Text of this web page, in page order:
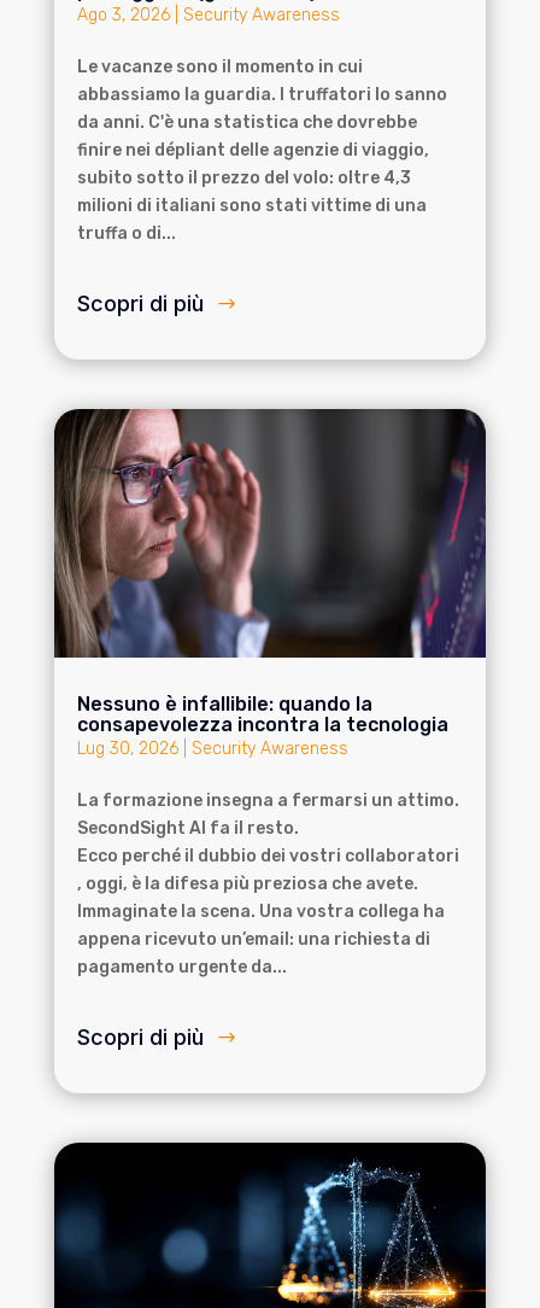
Ago 3, 2026| Security Awareness
Le vacanze sono il momento in cui
abbassiamo la guardia. I truffatori lo sanno
da anni. C'è una statistica che dovrebbe
finire nei dépliant delle agenzie di viaggio,
subito sotto il prezzo del volo: oltre 4,3
milioni di italiani sono stati vittime di una
truffa o di...
Scopri di più
Nessuno è infallibile: quando la
consapevolezza incontra la tecnologia
Lug 30, 2026| Security Awareness
La formazione insegna a fermarsi un attimo.
SecondSight AI fa il resto.
Ecco perché il dubbio dei vostri collaboratori
, oggi, è la difesa più preziosa che avete.
Immaginate la scena. Una vostra collega ha
appena ricevuto un’email: una richiesta di
pagamento urgente da...
Scopri di più